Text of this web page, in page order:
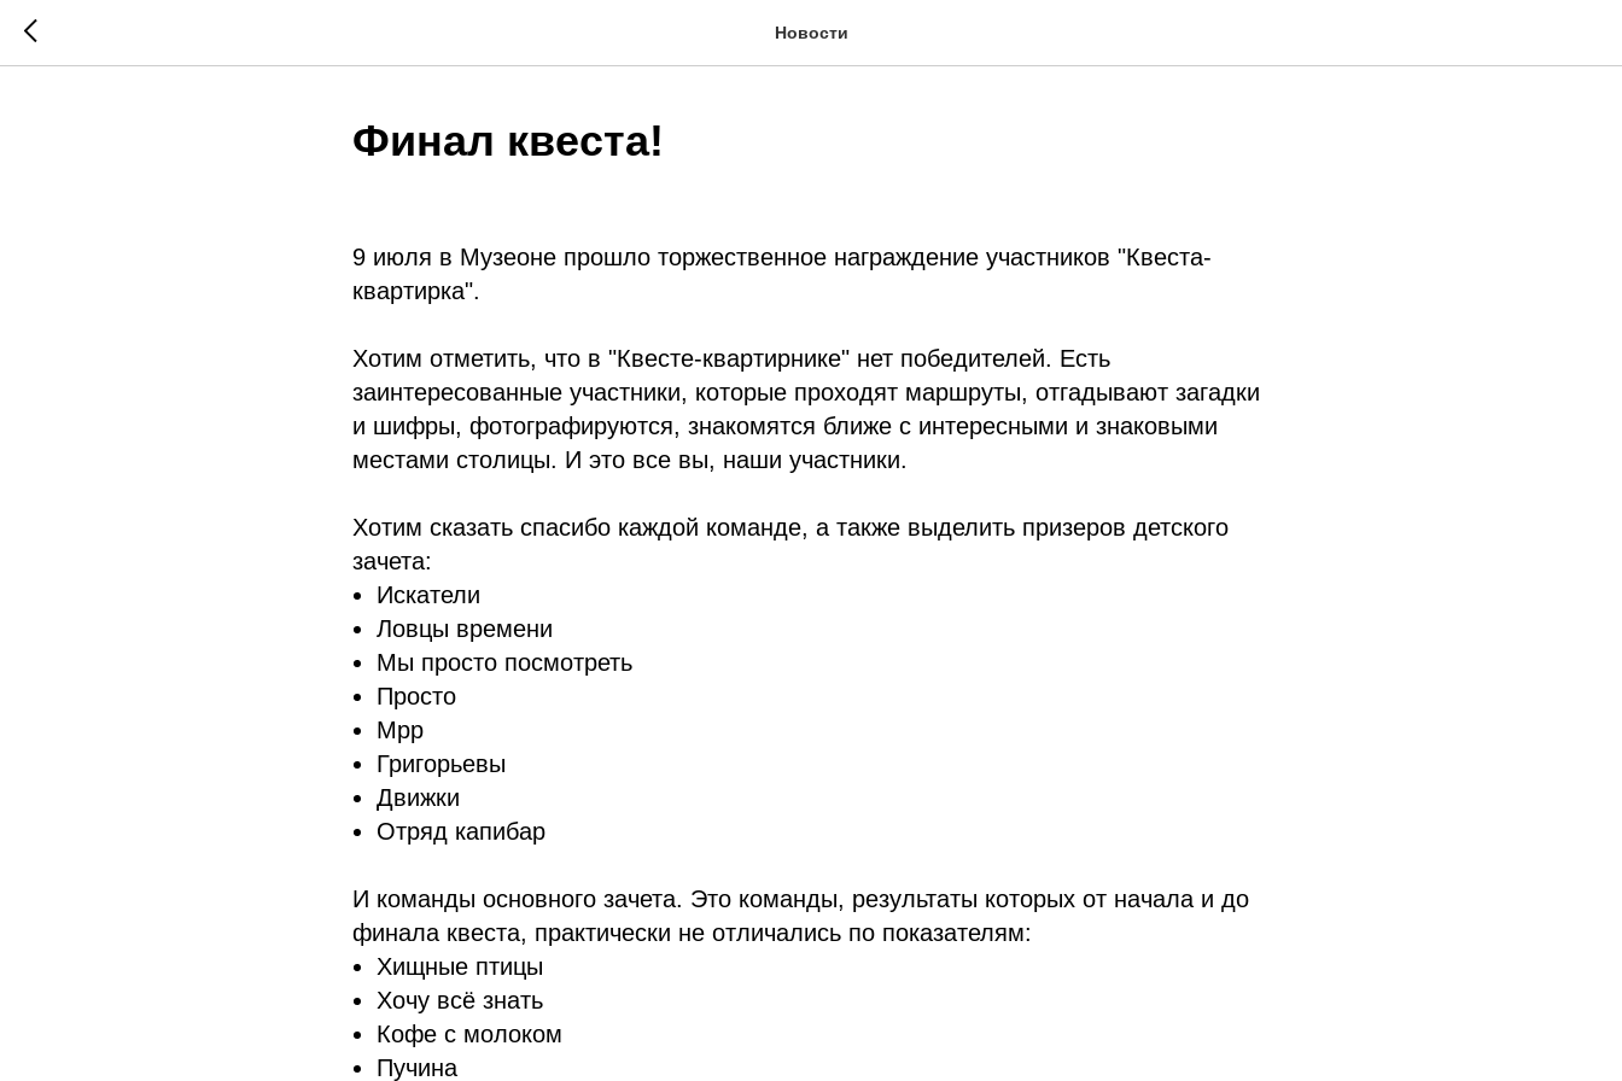
Новости
Финал квеста!
9 июля в Музеоне прошло торжественное награждение участников "Квеста-
квартирка".
Хотим отметить, что в "Квесте-квартирнике" нет победителей. Есть
заинтересованные участники, которые проходят маршруты, отгадывают загадки
и шифры, фотографируются, знакомятся ближе с интересными и знаковыми
местами столицы. И это все вы, наши участники.
Хотим сказать спасибо каждой команде, а также выделить призеров детского
зачета:
Искатели
Ловцы времени
Мы просто посмотреть
Просто
Мрр
Григорьевы
Движки
Отряд капибар
И команды основного зачета. Это команды, результаты которых от начала и до
финала квеста, практически не отличались по показателям:
Хищные птицы
Хочу всё знать
Кофе с молоком
Пучина